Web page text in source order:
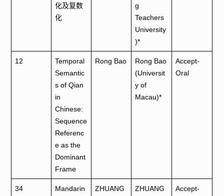
化及复数
化
g
Teachers
University
)*
12
Temporal
Semantic
s of Qian
in
Chinese:
Sequence
Referenc
e as the
Dominant
Frame
Rong Bao
Rong Bao
(Universit
y of
Macau)*
Accept-
Oral
34
Mandarin
ZHUANG
ZHUANG
Accept-